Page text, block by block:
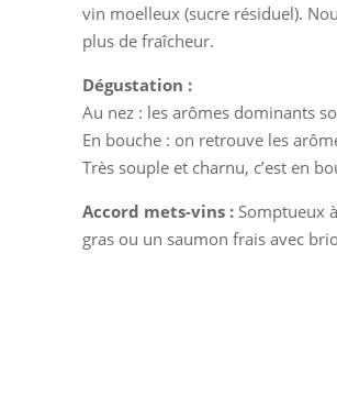
vin moelleux (sucre résiduel).
plus de fraîcheur.
Dégustation :
Au nez : les arômes dominants
En bouche : on retrouve les
Très souple et charnu, c’est en
Accord mets-vins :Somptueux
gras ou un saumon frais avec